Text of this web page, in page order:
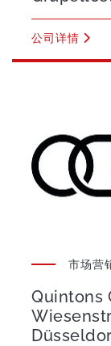
公司详情
市场营
Quintons